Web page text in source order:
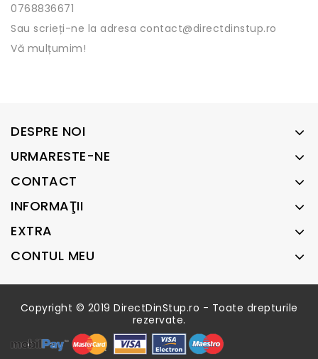
0768836671
Sau scrieți-ne la adresa contact@directdinstup.ro
Vă mulțumim!
DESPRE NOI
URMARESTE-NE
CONTACT
INFORMAŢII
EXTRA
CONTUL MEU
Copyright © 2019 DirectDinStup.ro - Toate drepturile
rezervate.